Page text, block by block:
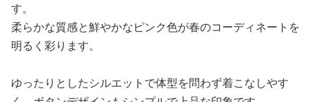
す。
柔らかな質感と鮮やかなピンク色が春のコーディネートを
明るく彩ります。
ゆったりとしたシルエットで体型を問わず着こなしやす